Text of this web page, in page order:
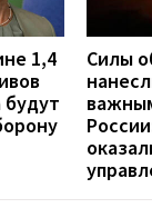
1,4
будут
Силы